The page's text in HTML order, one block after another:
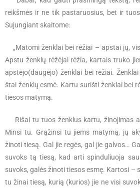
reikšmės ir ne tik pastaruosius, bet ir
Sujungiant skaitome:
„Matomi ženklai bei rėžiai – apstai jų,
Apstu ženklų rėžėjai rėžia, kartais truko
apstėjo(daugėjo) ženklai bei rėžiai.
štai ženklų esmė. Kartu surišti ženklai bei
tiesos matymą.
Rišai tu tuos ženklus kartu, žinojimas
Minsi tu. Grąžinsi tu jiems matymą, jų
žinoti tiesą. Gal jie regės, gal jie galvos…
suvoks tą tiesą, kad arti spinduliuoja
suvoks, galės žinoti tiesos esmę. Kartosi –
tu žinai tiesą, kurią (kurios) jie ne visi